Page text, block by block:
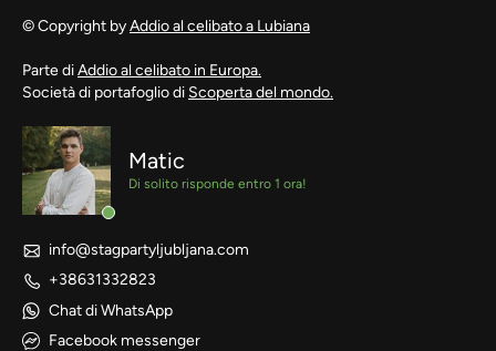
© Copyright byAddio al celibato a Lubiana
Parte diAddio al celibato in Europa.
Società di portafoglio di Scoperta del mondo.
Matic
Di solito risponde entro 1 ora!
info@stagpartyljubljana.com
+38631332823
Chat di WhatsApp
Facebook messenger